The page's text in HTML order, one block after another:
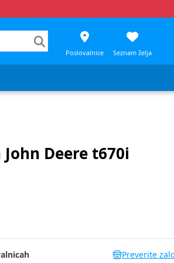
Poslovalnice Seznam želja
Deere t670i
Preverite